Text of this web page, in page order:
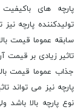
پارچه های باکیفیت
تولیدکننده پارچه
سابقه عموما قیمت
تاثیر زیادی بر
جذاب عموما قیمت
پارچه نیز می تواند
نوع پارچه بالا